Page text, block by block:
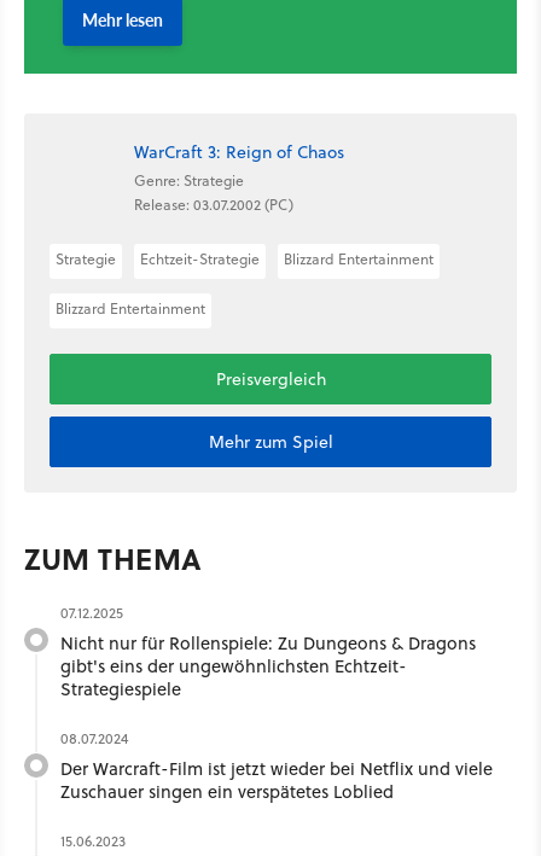
WarCraft 3: Reign of Chaos
Genre: Strategie
Release: 03.07.2002 (PC)
Strategie Echtzeit-Strategie Blizzard Entertainment
Blizzard Entertainment
Preisvergleich
Mehr zum Spiel
ZUM THEMA
07.12.2025
Nicht nur für Rollenspiele: Zu Dungeons & Dragons
gibt's eins der ungewöhnlichsten Echtzeit-
Strategiespiele
08.07.2024
Der Warcraft-Film ist jetzt wieder bei Netflix und viele
Zuschauer singen ein verspätetes Loblied
15.06.2023